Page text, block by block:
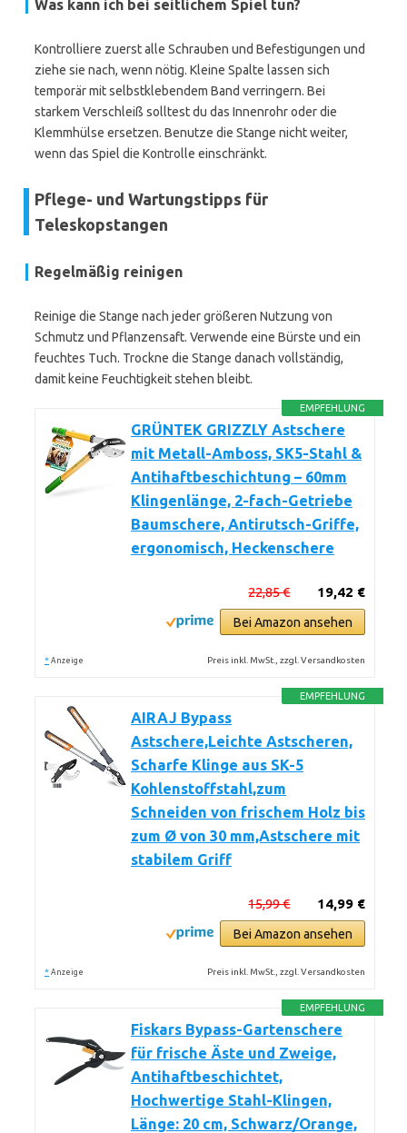
Was kann ich bei seitlichem Spiel tun?
Kontrolliere zuerst alle Schrauben und Befestigungen und
ziehe sie nach, wenn nötig. Kleine Spalte lassen sich
temporär mit selbstklebendem Band verringern. Bei
starkem Verschleiß solltest du das Innenrohr oder die
Klemmhülse ersetzen. Benutze die Stange nicht weiter,
wenn das Spiel die Kontrolle einschränkt.
Pflege- und Wartungstipps für
Teleskopstangen
Regelmäßig reinigen
Reinige die Stange nach jeder größeren Nutzung von
Schmutz und Pflanzensaft. Verwende eine Bürste und ein
feuchtes Tuch. Trockne die Stange danach vollständig,
damit keine Feuchtigkeit stehen bleibt.
EMPFEHLUNG
GRÜNTEK GRIZZLY Astschere
mit Metall-Amboss, SK5-Stahl &
Antihaftbeschichtung – 60mm
Klingenlänge, 2-fach-Getriebe
Baumschere, Antirutsch-Griffe,
ergonomisch, Heckenschere
19,42 €
22,85 €
Bei Amazon ansehen
* Anzeige Preis inkl. MwSt., zzgl. Versandkosten
EMPFEHLUNG
AIRAJ Bypass
Astschere,Leichte Astscheren,
Scharfe Klinge aus SK-5
Kohlenstoffstahl,zum
Schneiden von frischem Holz bis
zum Ø von 30 mm,Astschere mit
stabilem Griff
14,99 €
15,99 €
Bei Amazon ansehen
* Anzeige Preis inkl. MwSt., zzgl. Versandkosten
EMPFEHLUNG
Fiskars Bypass-Gartenschere
für frische Äste und Zweige,
Antihaftbeschichtet,
Hochwertige Stahl-Klingen,
Länge: 20 cm, Schwarz/Orange,